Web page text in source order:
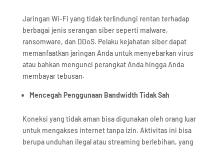
Jaringan Wi-Fi yang tidak terlindungi rentan terhadap
berbagai jenis serangan siber seperti malware,
ransomware, dan DDoS. Pelaku kejahatan siber dapat
memanfaatkan jaringan Anda untuk menyebarkan virus
atau bahkan mengunci perangkat Anda hingga Anda
membayar tebusan.
Mencegah Penggunaan Bandwidth Tidak Sah
Koneksi yang tidak aman bisa digunakan oleh orang luar
untuk mengakses internet tanpa izin. Aktivitas ini bisa
berupa unduhan ilegal atau streaming berlebihan, yang